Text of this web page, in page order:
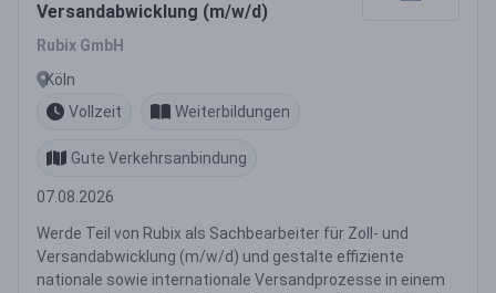
Versandabwicklung (m/w/d)
Rubix GmbH
Köln
Vollzeit
Weiterbildungen
Gute Verkehrsanbindung
07.08.2026
Werde Teil von Rubix als Sachbearbeiter für Zoll- und
Versandabwicklung (m/w/d) und gestalte effiziente
nationale sowie internationale Versandprozesse in einem